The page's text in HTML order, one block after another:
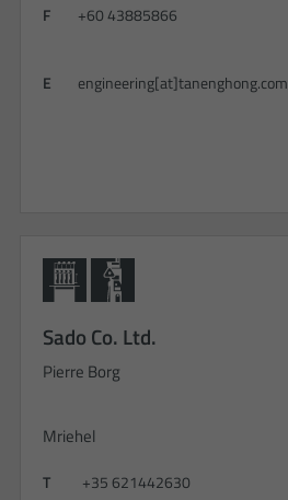
F
+60 43885866
E engineering[at]tanenghong.com
Sado Co. Ltd.
Pierre Borg
Mriehel
T
+35 621442630